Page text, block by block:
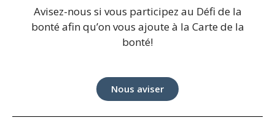
Avisez-nous si vous participez au Défi de la
bonté afin qu’on vous ajoute à la Carte de la
bonté!
Nous aviser